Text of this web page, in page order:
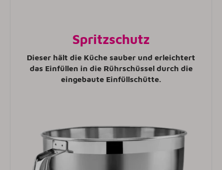
Spritzschutz
Dieser hält die Küche sauber und erleichtert
das Einfüllen in die Rührschüssel durch die
eingebaute Einfüllschütte.